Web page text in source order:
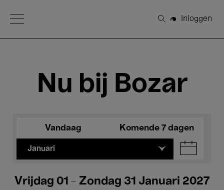
Open Menu
Zoeken
Inloggen
Nu bij Bozar
Vandaag Komende 7 dagen
Januari
Vrijdag 01 - Zondag 31 Januari 2027